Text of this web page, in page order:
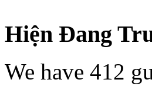
Hiện Đang
We have 412